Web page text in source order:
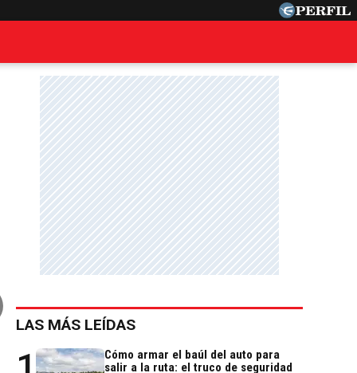
LAS MÁS LEÍDAS
Cómo armar el baúl del auto para
salir a la ruta: el truco de seguridad